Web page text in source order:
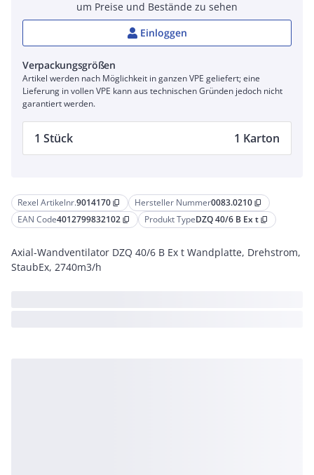
Rexel Artikelnr.9014170 content_copy Hersteller Nummer0083.0210 content_copy
EAN Code4012799832102 content_copy Produkt TypeDZQ 40/6 B Ex t content_copy
Axial-Wandventilator DZQ 40/6 B Ex t Wandplatte, Drehstrom,
StaubEx, 2740m3/h
um Preise und Bestände zu sehen
Einloggen
Verpackungsgrößen
Artikel werden nach Möglichkeit in ganzen VPE geliefert; eine
Lieferung in vollen VPE kann aus technischen Gründen jedoch nicht
garantiert werden.
1 Stück 1 Karton